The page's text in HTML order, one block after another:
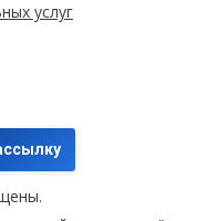
услуг